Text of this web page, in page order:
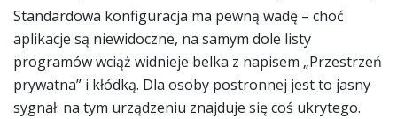
Standardowa konfiguracja ma pewną wadę – choć
aplikacje są niewidoczne, na samym dole listy
programów wciąż widnieje belka z napisem „Przestrzeń
prywatna” i kłódką. Dla osoby postronnej jest to jasny
sygnał: na tym urządzeniu znajduje się coś ukrytego.